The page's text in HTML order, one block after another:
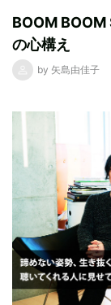
BOOM BOOM
の心構え
by 矢島由佳子